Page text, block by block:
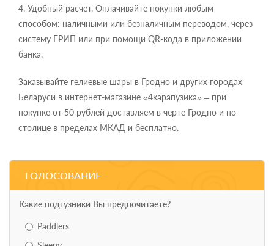
4. Удобный расчет. Оплачивайте покупки любым
способом: наличными или безналичным переводом, через
систему ЕРИП или при помощи QR-кода в приложении
банка.
Заказывайте гелиевые шары в Гродно и других городах
Беларуси в интернет-магазине «4карапузика» – при
покупке от 50 рублей доставляем в черте Гродно и по
столице в пределах МКАД и бесплатно.
ГОЛОСОВАНИЕ
Какие подгузники Вы предпочитаете?
Paddlers